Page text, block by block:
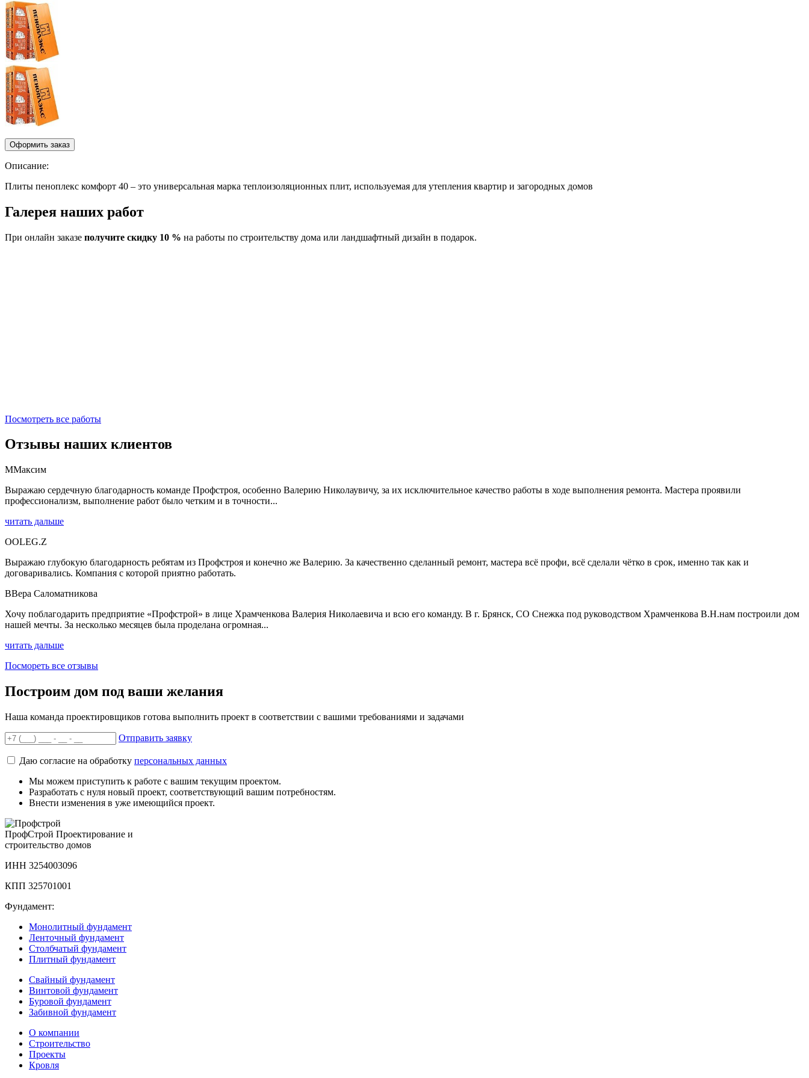
Описание:
Плиты пеноплекс комфорт 40 – это универсальная марка теплоизоляционных плит, используемая для утепления квартир и загородных домов
Галерея наших работ
При онлайн заказе получите скидку 10 % на работы по строительству дома или ландшафтный дизайн в подарок.
Посмотреть все работы
Отзывы наших клиентов
ММаксим
Выражаю сердечную благодарность команде Профстроя, особенно Валерию Николаувичу, за их исключительное качество работы в ходе выполнения ремонта. Мастера проявили
профессионализм, выполнение работ было четким и в точности...
читать дальше
OOLEG.Z
Выражаю глубокую благодарность ребятам из Профстроя и конечно же Валерию. За качественно сделанный ремонт, мастера всё профи, всё сделали чётко в срок, именно так как и
договаривались. Компания с которой приятно работать.
ВВера Саломатникова
Хочу поблагодарить предприятие «Профстрой» в лице Храмченкова Валерия Николаевича и всю его команду. В г. Брянск, СО Снежка под руководством Храмченкова В.Н.нам построили дом
нашей мечты. За несколько месяцев была проделана огромная...
читать дальше
Посмореть все отзывы
Построим дом под ваши желания
Наша команда проектировщиков готова выполнить проект в соответствии с вашими требованиями и задачами
Отправить заявку
Даю согласие на обработку персональных данных
Мы можем приступить к работе с вашим текущим проектом.
Разработать с нуля новый проект, соответствующий вашим потребностям.
Внести изменения в уже имеющийся проект.
ПрофСтрой Проектирование и
строительство домов
ИНН 3254003096
КПП 325701001
Фундамент:
Монолитный фундамент
Ленточный фундамент
Столбчатый фундамент
Плитный фундамент
Свайный фундамент
Винтовой фундамент
Буровой фундамент
Забивной фундамент
О компании
Строительство
Проекты
Кровля